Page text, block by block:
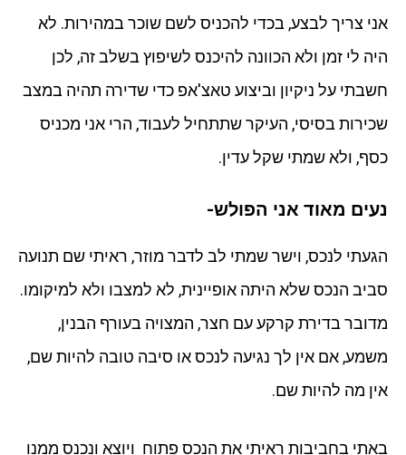
אני צריך לבצע, בכדי להכניס לשם שוכר במהירות. לא
היה לי זמן ולא הכוונה להיכנס לשיפוץ בשלב זה, לכן
חשבתי על ניקיון וביצוע טאצ'אפ כדי שדירה תהיה במצב
שכירות בסיסי, העיקר שתתחיל לעבוד, הרי אני מכניס
כסף, ולא שמתי שקל עדין.
נעים מאוד אני הפולש-
הגעתי לנכס, וישר שמתי לב לדבר מוזר, ראיתי שם תנועה
סביב הנכס שלא היתה אופיינית, לא למצבו ולא למיקומו.
מדובר בדירת קרקע עם חצר, המצויה בעורף הבנין,
משמע, אם אין לך נגיעה לנכס או סיבה טובה להיות שם,
אין מה להיות שם.
באתי בחביבות ראיתי את הנכס פתוח ויוצא ונכנס ממנו